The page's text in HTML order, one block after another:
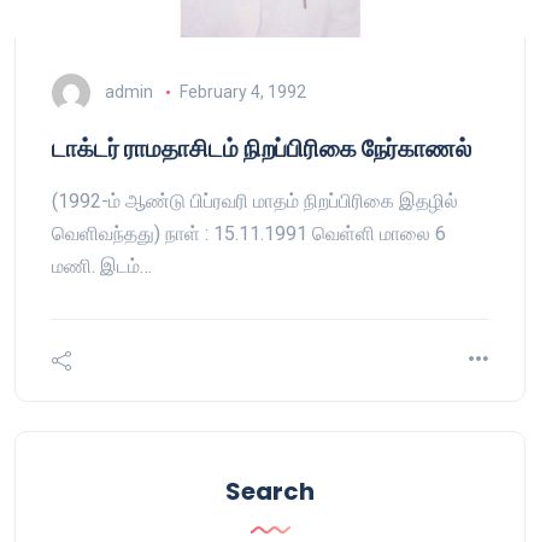
admin February 4, 1992
டாக்டர் ராமதாசிடம் நிறப்பிரிகை நேர்காணல்
(1992-ம் ஆண்டு பிப்ரவரி மாதம் நிறப்பிரிகை இதழில்
வெளிவந்தது) நாள் : 15.11.1991 வெள்ளி மாலை 6
மணி. இடம்…
Search